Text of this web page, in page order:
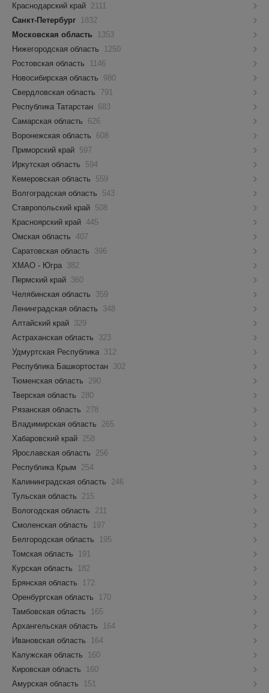
Краснодарский край 2111
Санкт-Петербург 1832
Московская область 1353
Нижегородская область
1250
Ростовская область
1146
Новосибирская область
980
Свердловская область
791
Республика Татарстан 683
Самарская область
626
Воронежская область
608
Приморский край 597
Иркутская область
594
Кемеровская область
559
Волгоградская область
543
Ставропольский край 508
Красноярский край 445
Омская область 407
Саратовская область
396
ХМАО - Югра 382
Пермский край 360
Челябинская область
359
Ленинградская область
348
Алтайский край 329
Астраханская область
323
Удмуртская Республика 312
Республика Башкортостан 302
Тюменская область
290
Тверская область
280
Рязанская область
278
Владимирская область
265
Хабаровский край 258
Ярославская область
256
Республика Крым
254
Калининградская область
246
Тульская область
215
Вологодская область
211
Смоленская область
197
Белгородская область
195
Томская область
191
Курская область
182
Брянская область
172
Оренбургская область
170
Тамбовская область
165
Архангельская область
164
Ивановская область
164
Калужская область
160
Кировская область
160
Амурская область
151